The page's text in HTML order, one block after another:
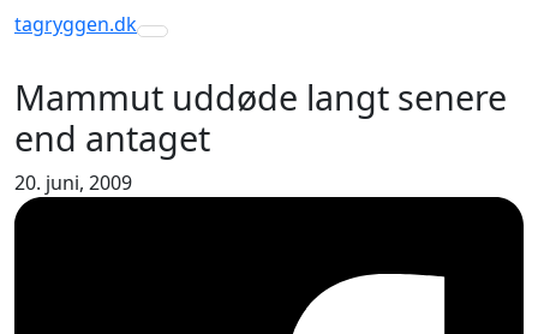
tagryggen.dk
Toggle navigation
Mammut uddøde langt senere
end antaget
20. juni, 2009